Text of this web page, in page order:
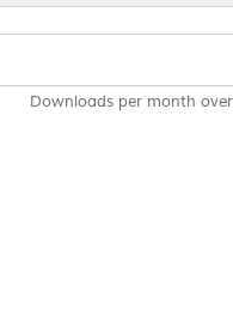
Downloads per month